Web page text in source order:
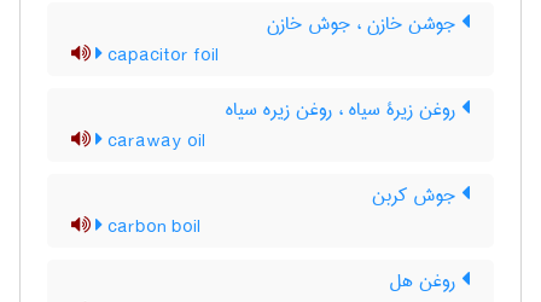
جوشن خازن ، جوش خازن
capacitor foil
روغن زیرۀ سیاه ، روغن زیره سیاه
caraway oil
جوش کربن
carbon boil
روغن هل